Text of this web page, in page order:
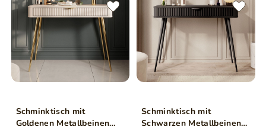
Schminktisch mit
Goldenen Metallbeinen
Schminktisch mit
Schwarzen Metallbeinen